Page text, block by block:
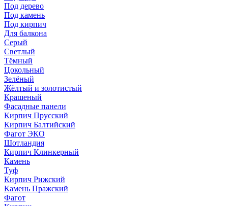
Под дерево
Под камень
Под кирпич
Для балкона
Серый
Светлый
Тёмный
Цокольный
Зелёный
Жёлтый и золотистый
Крашеный
Фасадные панели
Кирпич Прусский
Кирпич Балтийский
Фагот ЭКО
Шотландия
Кирпич Клинкерный
Камень
Туф
Кирпич Рижский
Камень Пражский
Фагот